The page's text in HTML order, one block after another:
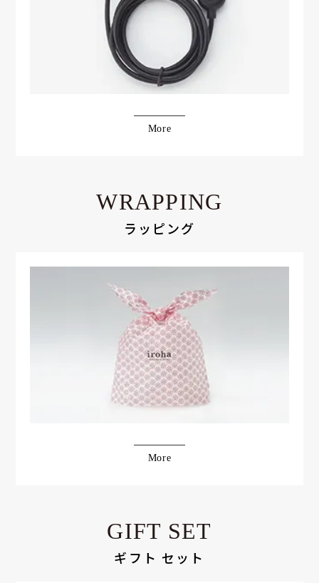
More
WRAPPING
ラッピング
More
GIFT SET
ギフト セット